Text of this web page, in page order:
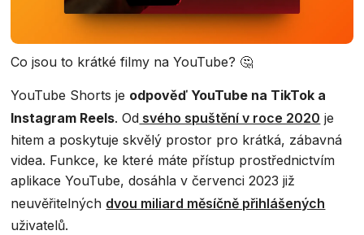
Co jsou to krátké filmy na YouTube? 🤔
YouTube Shorts je odpověď YouTube na TikTok a
Instagram Reels. Od svého spuštění v roce 2020 je
hitem a poskytuje skvělý prostor pro krátká, zábavná
videa. Funkce, ke které máte přístup prostřednictvím
aplikace YouTube, dosáhla v červenci 2023 již
neuvěřitelných dvou miliard měsíčně přihlášených
uživatelů.